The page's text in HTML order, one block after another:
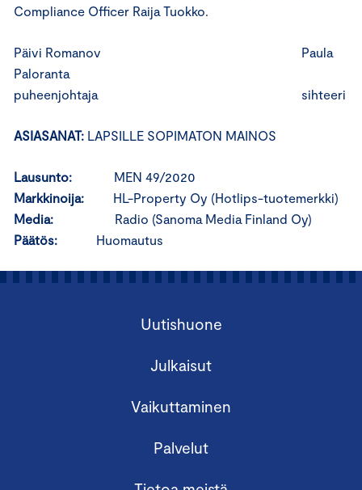
Compliance Officer Raija Tuokko.
Päivi Romanov Paula
Paloranta
puheenjohtaja sihteeri
ASIASANAT: LAPSILLE SOPIMATON MAINOS
Lausunto: MEN 49/2020
Markkinoija: HL-Property Oy (Hotlips-tuotemerkki)
Media: Radio (Sanoma Media Finland Oy)
Päätös:
Huomautus
Uutishuone
Julkaisut
Vaikuttaminen
Palvelut